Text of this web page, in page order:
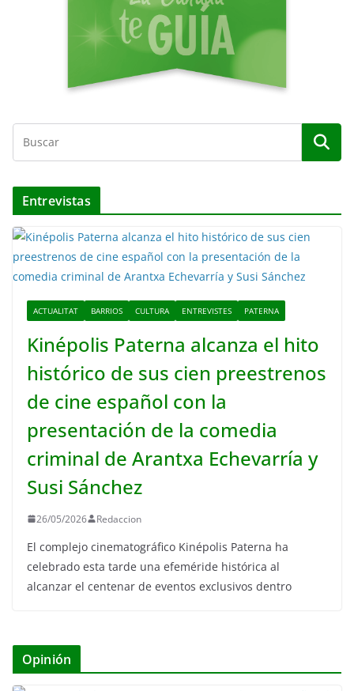
Entrevistas
ACTUALITAT BARRIOS CULTURA ENTREVISTES PATERNA
Kinépolis Paterna alcanza el hito
histórico de sus cien preestrenos
de cine español con la
presentación de la comedia
criminal de Arantxa Echevarría y
Susi Sánchez
26/05/2026 Redaccion
El complejo cinematográfico Kinépolis Paterna ha
celebrado esta tarde una efeméride histórica al
alcanzar el centenar de eventos exclusivos dentro
Opinión